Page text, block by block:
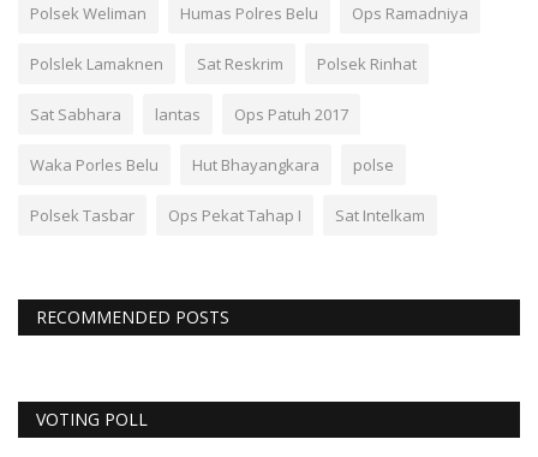
Polsek Weliman Humas Polres Belu Ops Ramadniya
Polslek Lamaknen Sat Reskrim Polsek Rinhat
Sat Sabhara lantas Ops Patuh 2017
Waka Porles Belu Hut Bhayangkara polse
Polsek Tasbar Ops Pekat Tahap I Sat Intelkam
RECOMMENDED POSTS
VOTING POLL